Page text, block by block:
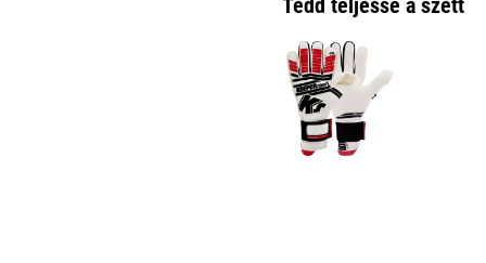
Tedd teljessé a szetted